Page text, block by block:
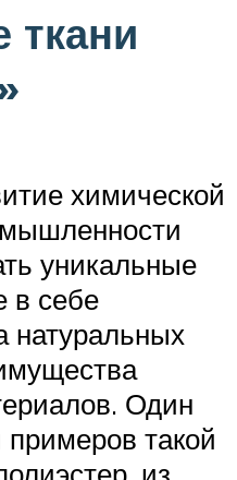
ткани
химической
уникальные
в себе
натуральных
Один
такой